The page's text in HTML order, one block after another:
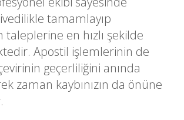
ivedilikle tamamlayıp
en hızlı şekilde
Apostil işlemlerinin de
geçerliliğini anında
zaman kaybınızın da önüne